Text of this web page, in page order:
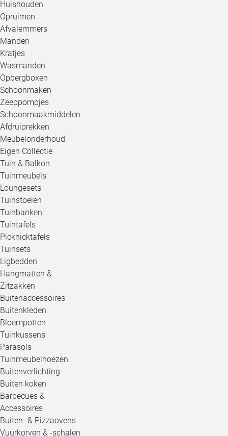
Huishouden
Opruimen
Afvalemmers
Manden
Kratjes
Wasmanden
Opbergboxen
Schoonmaken
Zeeppompjes
Schoonmaakmiddelen
Afdruiprekken
Meubelonderhoud
Eigen Collectie
Tuin & Balkon
Tuinmeubels
Loungesets
Tuinstoelen
Tuinbanken
Tuintafels
Picknicktafels
Tuinsets
Ligbedden
Hangmatten &
Zitzakken
Buitenaccessoires
Buitenkleden
Bloempotten
Tuinkussens
Parasols
Tuinmeubelhoezen
Buitenverlichting
Buiten koken
Barbecues &
Accessoires
Buiten- & Pizzaovens
Vuurkorven & -schalen